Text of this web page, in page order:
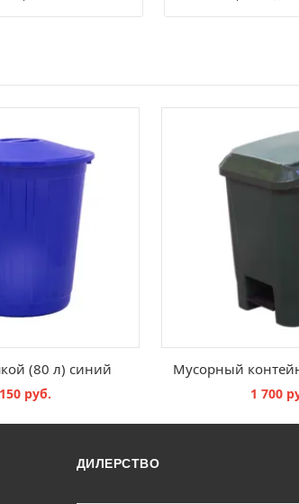
(80 л) синий
руб.
Мусорный
1 700
ДИЛЕРСТВО